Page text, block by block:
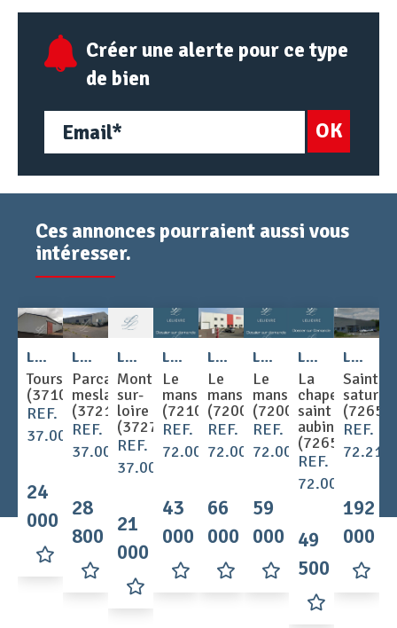
Créer une alerte pour ce type
de bien
OK
Ces annonces pourraient aussi vous
intéresser.
Location - LOCAL D'ACTIVITE 300 m
Tours
(37100)
REF.
37.001653
24
000 €
Location - LOCAL D'ACTIVITE 375 m
Parcay
meslay
(37210)
REF.
37.001649
28
800 €
Location - LOCAL D'ACTIVITE 280 m
Montlouis-
sur-
loire
(37270)
REF.
37.001646
21
000 €
Location - LOCAL D'ACTIVITE 500 m
Le
mans
(72100)
REF.
72.003087
43
000 €
Location - LOCAL D'ACTIVITE 1100 m
Le
mans
(72000)
REF.
72.002901
66
000 €
Location - LOCAL D'ACTIVITE 584 m
Le
mans
(72000)
REF.
72.003088
59
000 €
Location - LOCAL D'ACTIVITE 625 m
La
chapelle
saint
aubin
(72650)
REF.
72.003089
49
500 €
Location - LOCAL D'ACTIVITE 2400 m
Saint
(72650)
REF.
192
000 €